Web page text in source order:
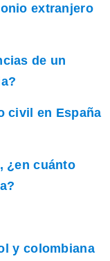
extranjero
de un
civil en España
¿en cuánto
y colombiana